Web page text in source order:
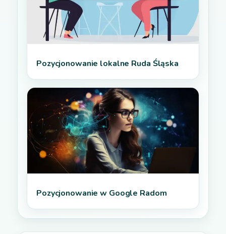
Pozycjonowanie lokalne Ruda Śląska
Pozycjonowanie w Google Radom